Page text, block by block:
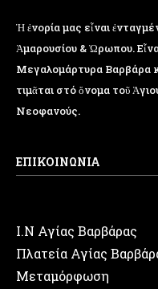
Ἡ ἐνορία μας εἶναι
Ἁμαρουσίου & Ὠρωπου.
Μεγαλομάρτυρα Βαρβάρα
τιμᾶται στό ὄνομα τοῦ
Νεοφανούς.
ΕΠΙΚΟΙΝΩΝΙΑ
Ι.Ν Αγίας Βαρβάρας
Πλατεία Αγίας
Μεταμόρφωση